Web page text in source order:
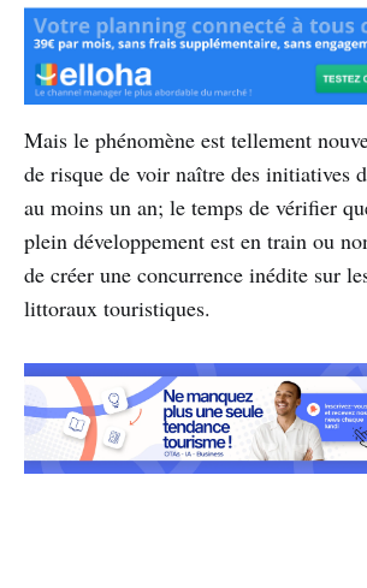
Mais le phénomène est tellement
de risque de voir naître des initiatives
au moins un an; le temps de vérifier
plein développement est en train ou
de créer une concurrence inédite sur
littoraux touristiques.